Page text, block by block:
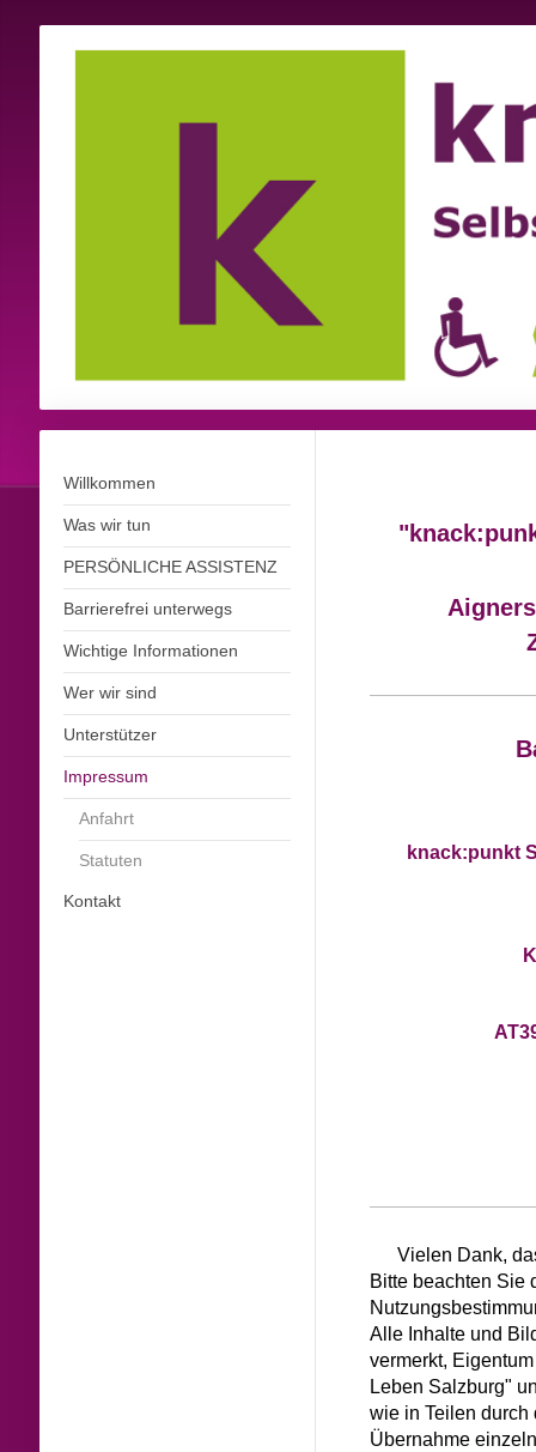
Willkommen
Was wir tun
PERSÖNLICHE ASSISTENZ
Barrierefrei unterwegs
Wichtige Informationen
Wer wir sind
Unterstützer
Impressum
Anfahrt
Statuten
Kontakt
knack:punkt
Vielen Dank,
Bitte beachten Sie
Alle Inhalte und
vermerkt,
Leben Salzburg"
wie in Teilen durch
Übernahme